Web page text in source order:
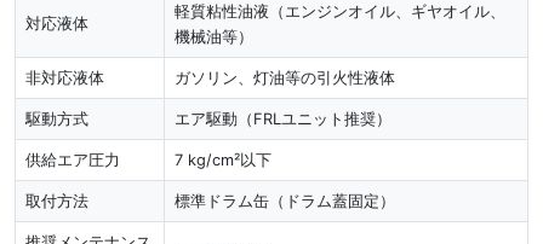
対応液体
軽質粘性油液（エンジンオイル、ギヤオイル、
機械油等）
非対応液体 ガソリン、灯油等の引火性液体
駆動方式 エア駆動（FRLユニット推奨）
供給エア圧力 7 kg/cm²以下
取付方法 標準ドラム缶（ドラム蓋固定）